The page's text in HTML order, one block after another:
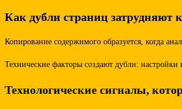
Как дубли страниц затрудняют
Копирование содержимого образуется, когда
Технические факторы создают дубли:
Технологические сигналы,